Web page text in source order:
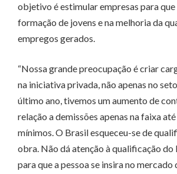
objetivo é estimular empresas para
formação de jovens e na melhoria da
empregos gerados.
“Nossa grande preocupação é criar
na iniciativa privada, não apenas no
último ano, tivemos um aumento de
relação a demissões apenas na faixa
mínimos. O Brasil esqueceu-se de
obra. Não dá atenção à qualificação do
para que a pessoa se insira no